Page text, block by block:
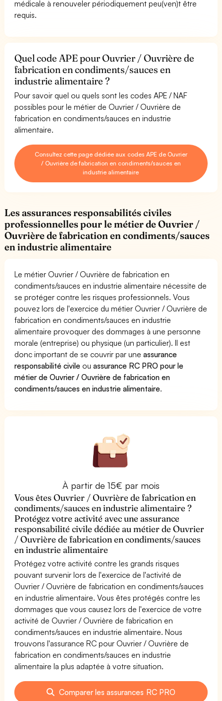
médicale à renouveler périodiquement peu(ven)t être
requis.
Quel code APE pour Ouvrier / Ouvrière de
fabrication en condiments/sauces en
industrie alimentaire ?
Pour savoir quel ou quels sont les codes APE / NAF
possibles pour le métier de Ouvrier / Ouvrière de
fabrication en condiments/sauces en industrie
alimentaire.
Consultez cette page dédiée aux codes APE de Ouvrier
/ Ouvrière de fabrication en condiments/sauces en
industrie alimentaire
Les assurances responsabilités civiles
professionnelles pour le métier de Ouvrier /
Ouvrière de fabrication en condiments/sauces
en industrie alimentaire
Le métier Ouvrier / Ouvrière de fabrication en
condiments/sauces en industrie alimentaire nécessite de
se protéger contre les risques professionnels. Vous
pouvez lors de l'exercice du métier Ouvrier / Ouvrière de
fabrication en condiments/sauces en industrie
alimentaire provoquer des dommages à une personne
morale (entreprise) ou physique (un particulier). Il est
donc important de se couvrir par uneassurance
responsabilité civile ouassurance RC PRO pour le
métier de Ouvrier / Ouvrière de fabrication en
condiments/sauces en industrie alimentaire.
À partir de 15€ par mois
Vous êtes Ouvrier / Ouvrière de fabrication en
condiments/sauces en industrie alimentaire ?
Protégez votre activité avec une assurance
responsabilité civile dédiée au métier de Ouvrier
/ Ouvrière de fabrication en condiments/sauces
en industrie alimentaire
Protégez votre activité contre les grands risques
pouvant survenir lors de l'exercice de l'activité de
Ouvrier / Ouvrière de fabrication en condiments/sauces
en industrie alimentaire. Vous êtes protégés contre les
dommages que vous causez lors de l'exercice de votre
activité de Ouvrier / Ouvrière de fabrication en
condiments/sauces en industrie alimentaire. Nous
trouvons l'assurance RC pour Ouvrier / Ouvrière de
fabrication en condiments/sauces en industrie
alimentaire la plus adaptée à votre situation.
Comparer les assurances RC PRO